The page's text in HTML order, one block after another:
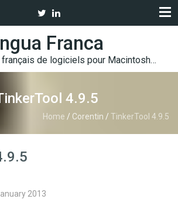
Franca
de logiciels pour Macintosh…
4.9.5
Home / Corentin / TinkerTool 4.9.5
2013